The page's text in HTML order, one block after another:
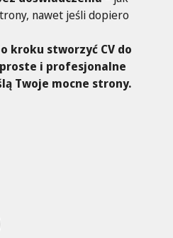
nawet jeśli dopiero
kroku stworzyć CV do
i profesjonalne
Twoje mocne strony.